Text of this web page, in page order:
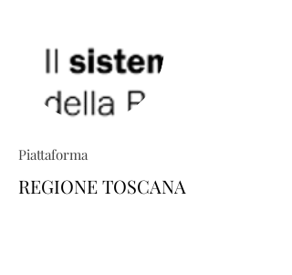
Piattaforma
REGIONE TOSCANA